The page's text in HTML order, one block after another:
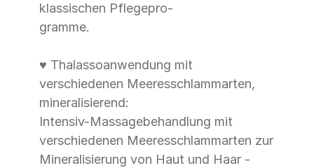
klassischen Pflegepro-
gramme.
♥ Thalassoanwendung mit
verschiedenen Meeresschlammarten,
mineralisierend:
Intensiv-Massagebehandlung mit
verschiedenen Meeresschlammarten zur
Mineralisierung von Haut und Haar -